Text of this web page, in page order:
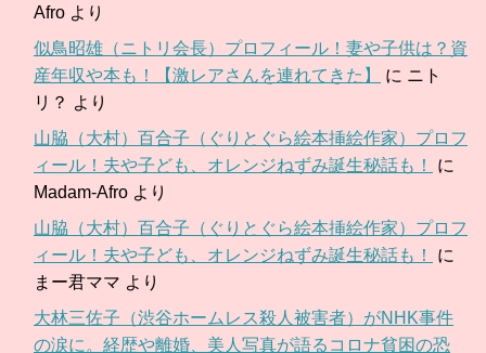
Afro より
似鳥昭雄（ニトリ会長）プロフィール！妻や子供は？資
産年収や本も！【激レアさんを連れてきた】
に ニト
リ？ より
山脇（大村）百合子（ぐりとぐら絵本挿絵作家）プロフ
ィール！夫や子ども、オレンジねずみ誕生秘話も！
に
Madam-Afro より
山脇（大村）百合子（ぐりとぐら絵本挿絵作家）プロフ
ィール！夫や子ども、オレンジねずみ誕生秘話も！
に
まー君ママ より
大林三佐子（渋谷ホームレス殺人被害者）がNHK事件
の涙に。経歴や離婚、美人写真が語るコロナ貧困の恐